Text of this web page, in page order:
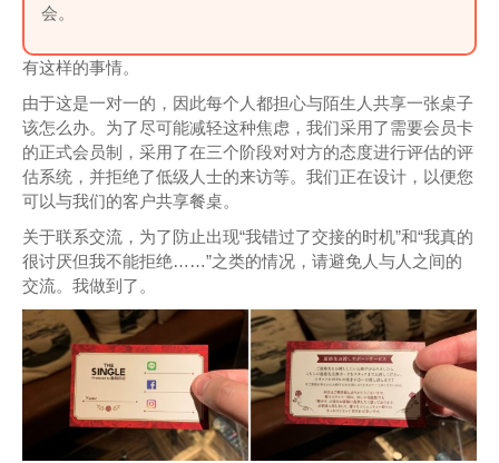
会。
有这样的事情。
由于这是一对一的，因此每个人都担心与陌生人共享一张桌子
该怎么办。为了尽可能减轻这种焦虑，我们采用了需要会员卡
的正式会员制，采用了在三个阶段对对方的态度进行评估的评
估系统，并拒绝了低级人士的来访等。我们正在设计，以便您
可以与我们的客户共享餐桌。
关于联系交流，为了防止出现“我错过了交接的时机”和“我真的
很讨厌但我不能拒绝……”之类的情况，请避免人与人之间的
交流。我做到了。